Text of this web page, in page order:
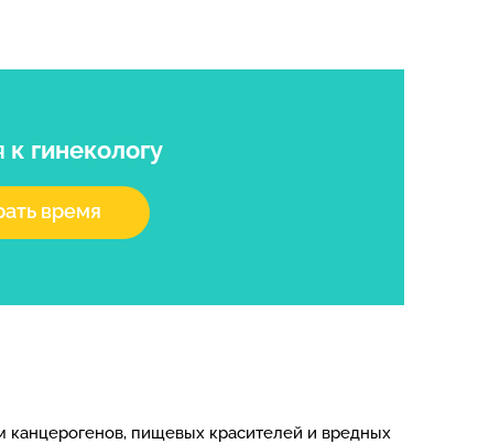
к гинекологу
время
пищевых красителей и вредных